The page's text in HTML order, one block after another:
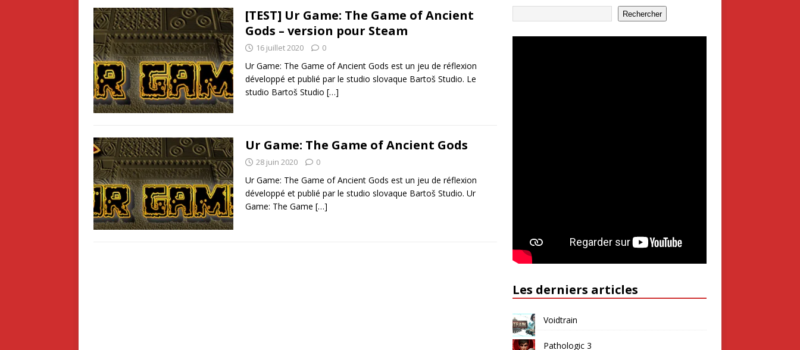
[TEST] Ur Game: The Game of Ancient
Gods – version pour Steam
16 juillet 2020 0
Ur Game: The Game of Ancient Gods est un jeu de réflexion
développé et publié par le studio slovaque Bartoš Studio. Le
studio Bartoš Studio […]
Ur Game: The Game of Ancient Gods
28 juin 2020 0
Ur Game: The Game of Ancient Gods est un jeu de réflexion
développé et publié par le studio slovaque Bartoš Studio. Ur
Game: The Game […]
Rechercher
Les derniers articles
Voidtrain
Pathologic 3